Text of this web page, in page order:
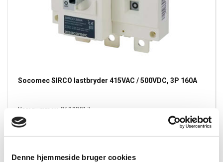
Denne hjemmeside bruger cookies
Socomec SIRCO lastbryder 415VAC / 500VDC, 3P 160A
Varenummer: 26003017
EAN: